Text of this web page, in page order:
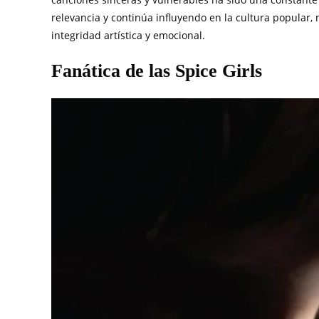
relevancia y continúa influyendo en la cultura popular,
integridad artística y emocional.
Fanática de las Spice Girls